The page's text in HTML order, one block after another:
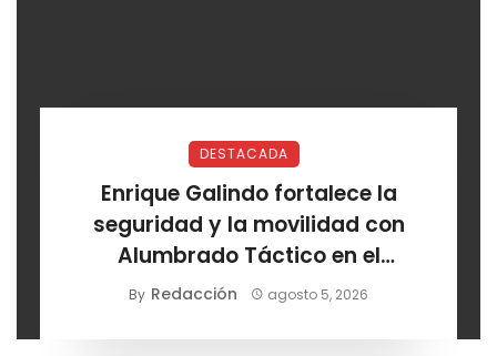
DESTACADA
Enrique Galindo fortalece la
seguridad y la movilidad con
Alumbrado Táctico en el
Corredor Lomas
By Redacción agosto 5, 2026